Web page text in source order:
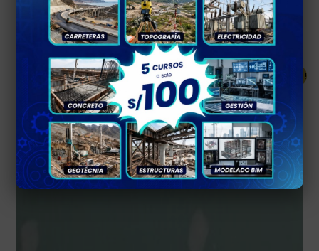
Añadir al carrito
¡Oferta!